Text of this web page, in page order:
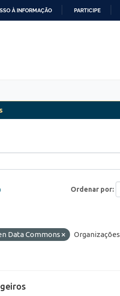
À INFORMAÇÃO PARTICIPE
Ordenar por
Data Commons